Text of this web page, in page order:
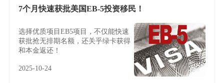
7个月快速获批美国EB-5投资移民！
选择优质项目EB5项目，不仅能快速
获批抢无排期名额，还关乎绿卡获得
和本金返还！
2025-10-24